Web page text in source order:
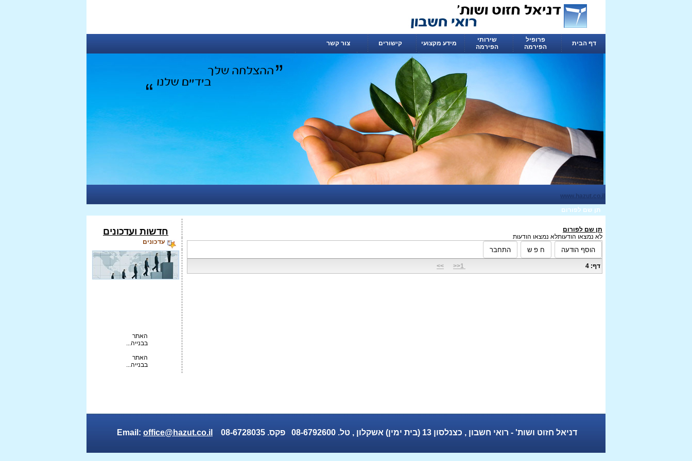
דף הבית
פרופיל
הפירמה
שירותי
הפירמה
מידע מקצועי קישורים צור קשר
www.hazut.co.il
תן שם לפורום
תן שם לפורום
לא נמצאו הודעותלא נמצאו הודעות
דף: 4 >>
חדשות ועדכונים
עדכונים
האתר
בבנייה...
האתר
בבנייה...
נע...
דניאל חזוט ושות' - רואי חשבון , כצנלסון 13 (בית ימין) אשקלון , טל. 08-6792600 פקס. 08-6728035 Email: office@hazut.co.il